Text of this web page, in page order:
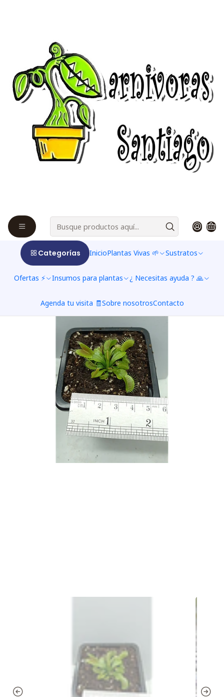
Categorías InicioPlantas Vivas 🌱 Sustratos
Ofertas ⚡ Insumos para plantas ¿ Necesitas ayuda ? 🙏
Agenda tu visita 🧾Sobre nosotrosContacto